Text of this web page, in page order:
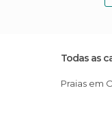
Todas as
Praias em